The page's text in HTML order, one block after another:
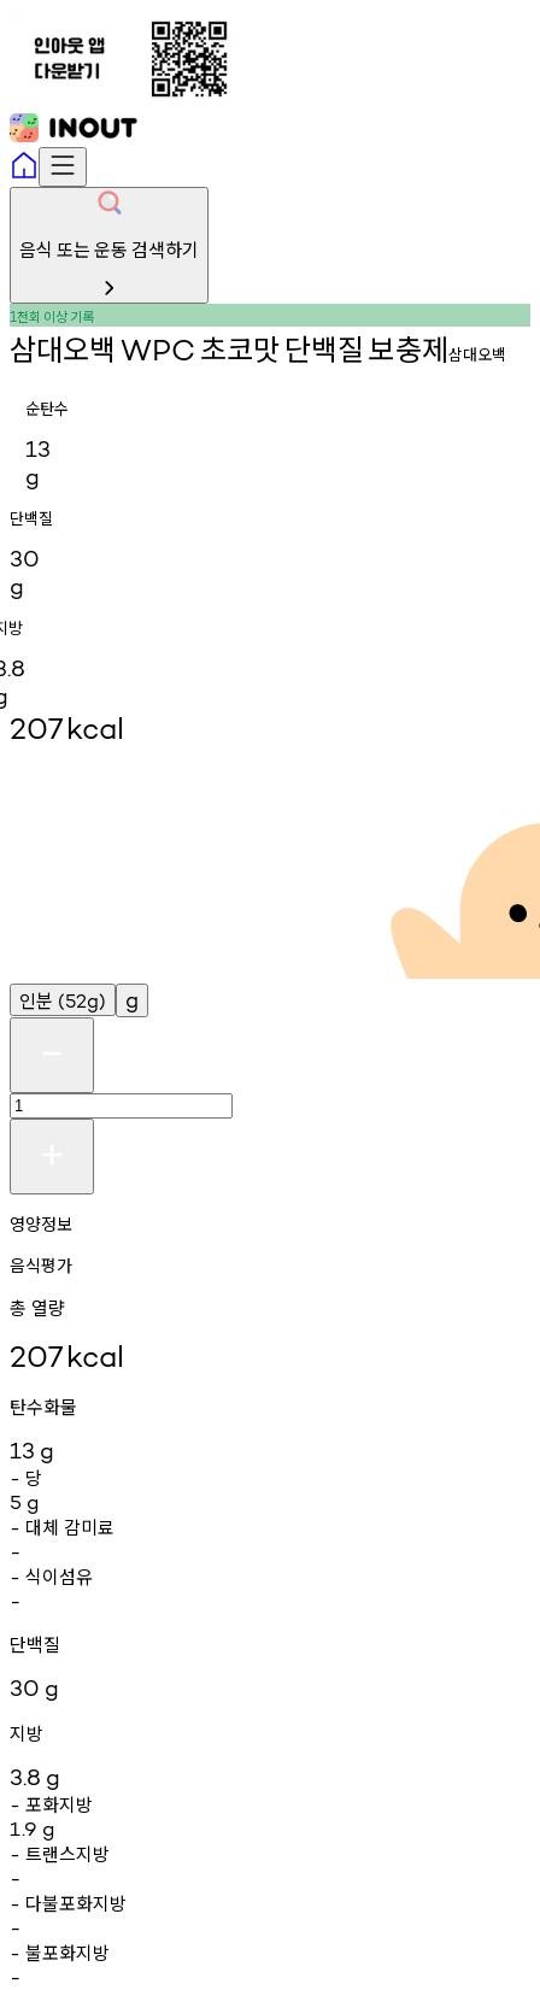
음식 또는 운동 검색하기
1천회 이상기록
삼대오백 WPC초코맛단백질 보충제삼대오백
순탄수
13
g
단백질
30
g
방
207kcal
인분 (52g) g
영양정보
음식평가
총 열량
207kcal
탄수화물
13 g
- 당
5 g
- 대체 감미료
-
- 식이섬유
-
단백질
30 g
지방
3.8 g
- 포화지방
1.9 g
- 트랜스지방
-
- 다불포화지방
-
- 불포화지방
-